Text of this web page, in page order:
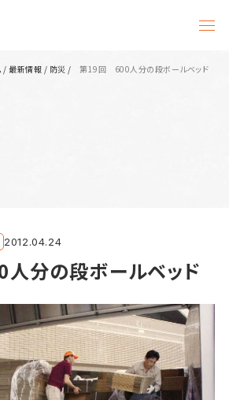
/最新情報 / 防災 / 第19回 600人分の段ボールベッド
2012.04.24
分の段ボールベッド